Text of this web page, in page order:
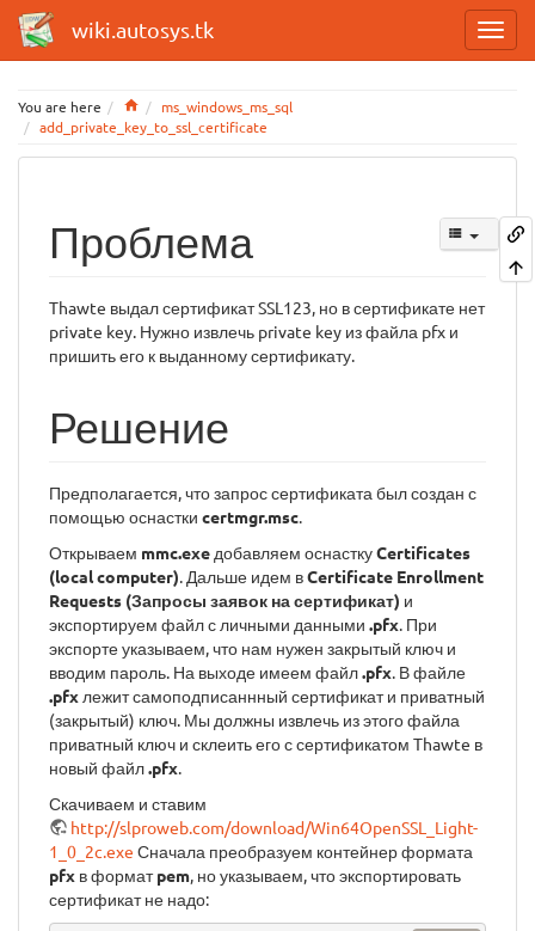
wiki.autosys.tk
You are here Homems_windows_ms_sql
add_private_key_to_ssl_certificate
Проблема
Thawte выдал сертификат SSL123, но в сертификате нет
private key. Нужно извлечь private key из файла pfx и
пришить его к выданному сертификату.
Решение
Предполагается, что запрос сертификата был создан с
помощью оснастки certmgr.msc.
Открываем mmc.exe добавляем оснасткуCertificates
(local computer). Дальше идем вCertificate Enrollment
Requests (Запросы заявок на сертификат) и
экспортируем файл с личными данными .pfx. При
экспорте указываем, что нам нужен закрытый ключ и
вводим пароль. На выходе имеем файл.pfx. В файле
.pfx лежит самоподписаннный сертификат и приватный
(закрытый) ключ. Мы должны извлечь из этого файла
приватный ключ и склеить его с сертификатом Thawte в
новый файл.pfx.
Скачиваем и ставим
http://slproweb.com/download/Win64OpenSSL_Light-
1_0_2c.exe Сначала преобразуем контейнер формата
pfx в форматpem, но указываем, что экспортировать
сертификат не надо: